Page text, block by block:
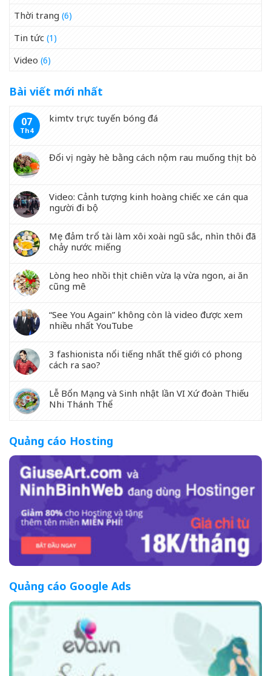
Thời trang (6)
Tin tức (1)
Video (6)
Bài viết mới nhất
07
Th4
kimtv trực tuyến bóng đá
Đổi vị ngày hè bằng cách nộm rau muống thịt bò
Video: Cảnh tượng kinh hoàng chiếc xe cán qua
người đi bộ
Mẹ đảm trổ tài làm xôi xoài ngũ sắc, nhìn thôi đã
chảy nước miếng
Lòng heo nhồi thịt chiên vừa lạ vừa ngon, ai ăn
cũng mê
“See You Again” không còn là video được xem
nhiều nhất YouTube
3 fashionista nổi tiếng nhất thế giới có phong
cách ra sao?
Lễ Bổn Mạng và Sinh nhật lần VI Xứ đoàn Thiếu
Nhi Thánh Thể
Quảng cáo Hosting
Quảng cáo Google Ads